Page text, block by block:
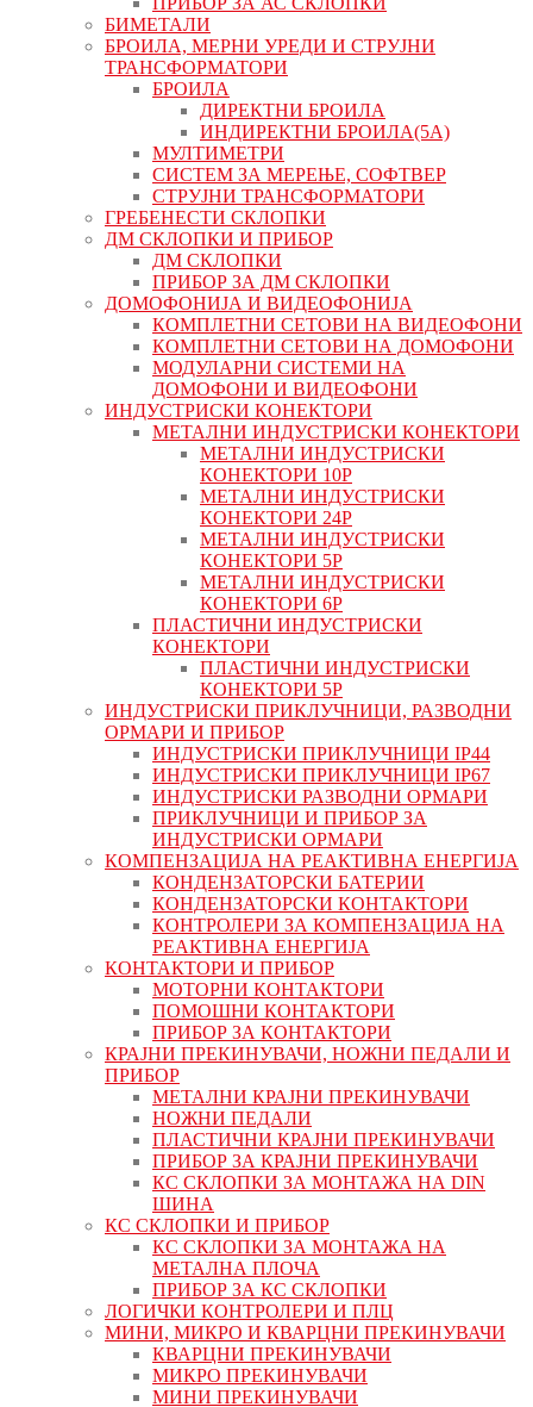
БИМЕТАЛИ
БРОИЛА, МЕРНИ УРЕДИ И СТРУЈНИ
ТРАНСФОРМАТОРИ
БРОИЛА
ДИРЕКТНИ БРОИЛА
ИНДИРЕКТНИ БРОИЛА(5А)
МУЛТИМЕТРИ
СИСТЕМ ЗА МЕРЕЊЕ, СОФТВЕР
СТРУЈНИ ТРАНСФОРМАТОРИ
ГРЕБЕНЕСТИ СКЛОПКИ
ДМ СКЛОПКИ И ПРИБОР
ДМ СКЛОПКИ
ПРИБОР ЗА ДМ СКЛОПКИ
ДОМОФОНИЈА И ВИДЕОФОНИЈА
КОМПЛЕТНИ СЕТОВИ НА ВИДЕОФОНИ
КОМПЛЕТНИ СЕТОВИ НА ДОМОФОНИ
МОДУЛАРНИ СИСТЕМИ НА
ДОМОФОНИ И ВИДЕОФОНИ
ИНДУСТРИСКИ КОНЕКТОРИ
МЕТАЛНИ ИНДУСТРИСКИ КОНЕКТОРИ
МЕТАЛНИ ИНДУСТРИСКИ
КОНЕКТОРИ 10P
МЕТАЛНИ ИНДУСТРИСКИ
КОНЕКТОРИ 24P
МЕТАЛНИ ИНДУСТРИСКИ
КОНЕКТОРИ 5P
МЕТАЛНИ ИНДУСТРИСКИ
КОНЕКТОРИ 6P
ПЛАСТИЧНИ ИНДУСТРИСКИ
КОНЕКТОРИ
ПЛАСТИЧНИ ИНДУСТРИСКИ
КОНЕКТОРИ 5P
ИНДУСТРИСКИ ПРИКЛУЧНИЦИ, РАЗВОДНИ
ОРМАРИ И ПРИБОР
ИНДУСТРИСКИ ПРИКЛУЧНИЦИ IP44
ИНДУСТРИСКИ ПРИКЛУЧНИЦИ IP67
ИНДУСТРИСКИ РАЗВОДНИ ОРМАРИ
ПРИКЛУЧНИЦИ И ПРИБОР ЗА
ИНДУСТРИСКИ ОРМАРИ
КОМПЕНЗАЦИЈА НА РЕАКТИВНА ЕНЕРГИЈА
КОНДЕНЗАТОРСКИ БАТЕРИИ
КОНДЕНЗАТОРСКИ КОНТАКТОРИ
КОНТРОЛЕРИ ЗА КОМПЕНЗАЦИЈА НА
РЕАКТИВНА ЕНЕРГИЈА
КОНТАКТОРИ И ПРИБОР
МОТОРНИ КОНТАКТОРИ
ПОМОШНИ КОНТАКТОРИ
ПРИБОР ЗА КОНТАКТОРИ
КРАЈНИ ПРЕКИНУВАЧИ, НОЖНИ ПЕДАЛИ И
ПРИБОР
МЕТАЛНИ КРАЈНИ ПРЕКИНУВАЧИ
НОЖНИ ПЕДАЛИ
ПЛАСТИЧНИ КРАЈНИ ПРЕКИНУВАЧИ
ПРИБОР ЗА КРАЈНИ ПРЕКИНУВАЧИ
КС СКЛОПКИ ЗА МОНТАЖА НА DIN
ШИНА
КС СКЛОПКИ И ПРИБОР
КС СКЛОПКИ ЗА МОНТАЖА НА
МЕТАЛНА ПЛОЧА
ПРИБОР ЗА КС СКЛОПКИ
ЛОГИЧКИ КОНТРОЛЕРИ И ПЛЦ
МИНИ, МИКРО И КВАРЦНИ ПРЕКИНУВАЧИ
КВАРЦНИ ПРЕКИНУВАЧИ
МИКРО ПРЕКИНУВАЧИ
МИНИ ПРЕКИНУВАЧИ